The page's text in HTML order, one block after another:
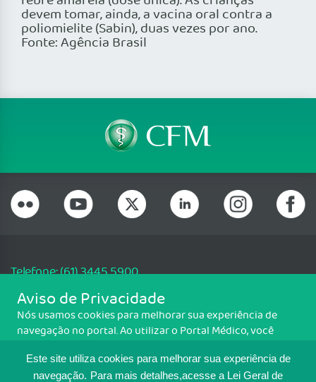
Este site utiliza cookies para melhorar sua experiência de
navegação. Para mais detalhes,acesse a Lei Geral de
devem tomar, ainda, a vacina oral contra a
poliomielite (Sabin), duas vezes por ano.
Fonte: Agência Brasil
Telefone: (61) 3445 5900
Email: cfm@portalmedico.org.br
SGAS 616, Conjunto D, Lote 115, L2 Sul, Brasília/DF - CEP: 70200-760 -
CNPJ: 33.583.550/0001-30
Aviso de Privacidade
Nós usamos cookies para melhorar sua experiência de
navegação no portal. Ao utilizar o Portal Médico, você
Para ter mais informações sobre como isso é feito, acesse
Política de cookies. Se você concorda, clique em ACEITO.